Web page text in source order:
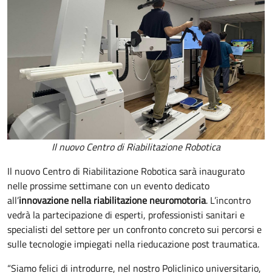
Il nuovo Centro di Riabilitazione Robotica
Il nuovo Centro di Riabilitazione Robotica sarà inaugurato
nelle prossime settimane con un evento dedicato
all’innovazione nella riabilitazione neuromotoria. L’incontro
vedrà la partecipazione di esperti, professionisti sanitari e
specialisti del settore per un confronto concreto sui percorsi e
sulle tecnologie impiegati nella rieducazione post traumatica.
“Siamo felici di introdurre, nel nostro Policlinico universitario,